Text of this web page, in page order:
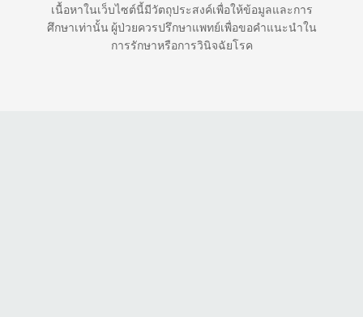
เนื้อหาในเว็บไซต์นี้มีวัตถุประสงค์เพื่อให้ข้อมูลและการ
ศึกษาเท่านั้น ผู้ป่วยควรปรึกษาแพทย์เพื่อขอคำแนะนำใน
การรักษาหรือการวินิจฉัยโรค